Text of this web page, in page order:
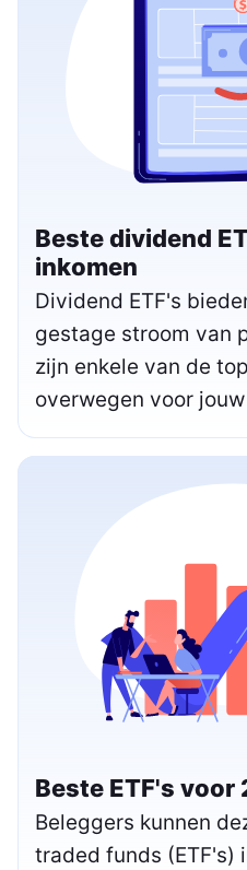
Beste dividend
inkomen
Dividend ETF's
gestage stroom van
zijn enkele van de
overwegen voor
Beste ETF's voor
Beleggers kunnen
traded funds (ETF's)